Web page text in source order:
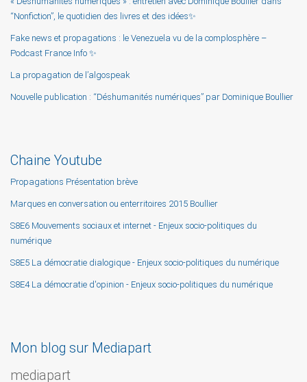
“Nonfiction”, le quotidien des livres et des idées✨
Fake news et propagations : le Venezuela vu de la complosphère –
Podcast France Info ✨
La propagation de l’algospeak
Nouvelle publication : “Déshumanités numériques” par Dominique Boullier
Chaine Youtube
Propagations Présentation brève
Marques en conversation ou enterritoires 2015 Boullier
S8E6 Mouvements sociaux et internet - Enjeux socio-politiques du
numérique
S8E5 La démocratie dialogique - Enjeux socio-politiques du numérique
S8E4 La démocratie d'opinion - Enjeux socio-politiques du numérique
Mon blog sur Mediapart
mediapart